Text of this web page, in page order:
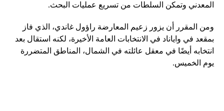
المعدني وتمكن السلطات من تسريع عمليات البحث.
ومن المقرر أن يزور زعيم المعارضة راؤول غاندي، الذي فاز
بمقعد في واياناد في الانتخابات العامة الأخيرة، لكنه استقال بعد
انتخابه أيضًا في معقل عائلته في الشمال، المناطق المتضررة
يوم الخميس.